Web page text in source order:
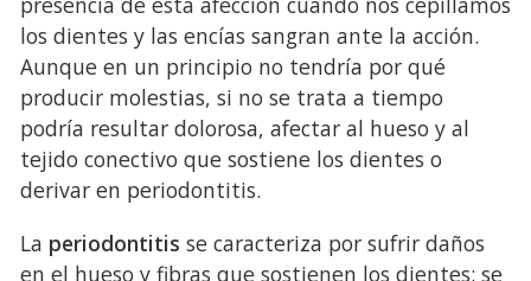
los dientes y las encías sangran ante la acción.
Aunque en un principio no tendría por qué
producir molestias, si no se trata a tiempo
podría resultar dolorosa, afectar al hueso y al
tejido conectivo que sostiene los dientes o
derivar en periodontitis.
La periodontitis se caracteriza por sufrir daños
en el hueso y fibras que sostienen los dientes: se